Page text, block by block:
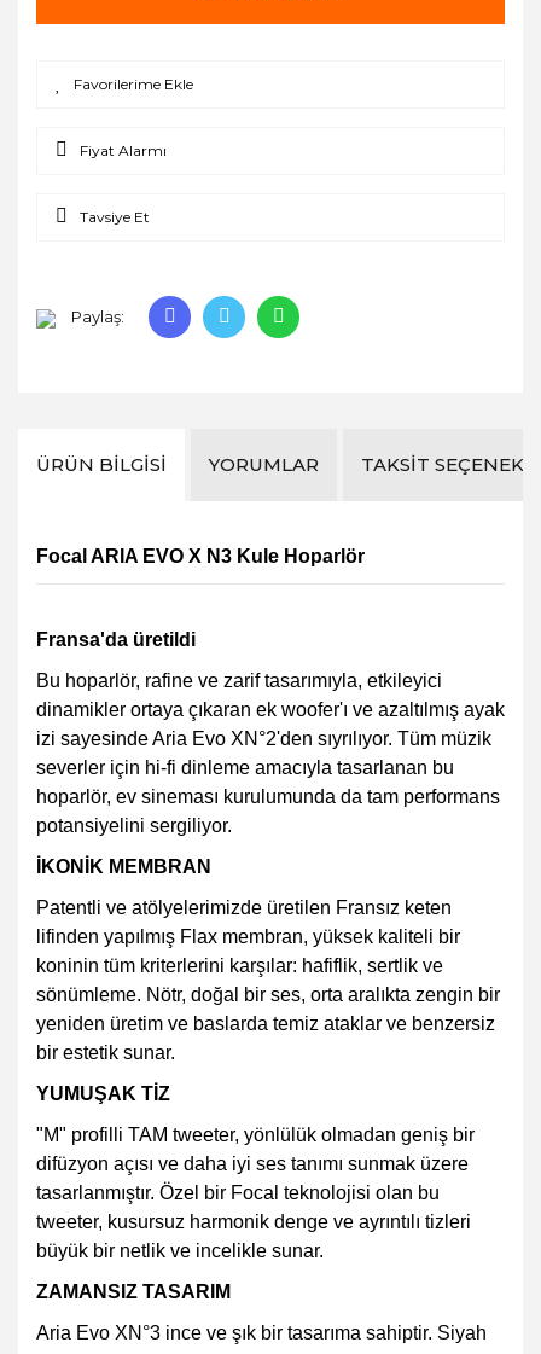
Fiyat Alarmı
Tavsiye Et
Paylaş:
ÜRÜN BILGISI YORUMLAR TAKSIT
Focal ARIA EVO X N3 Kule Hoparlör
Fransa'da üretildi
Bu hoparlör, rafine ve zarif tasarımıyla, etkileyici
dinamikler ortaya çıkaran ek woofer'ı ve azaltılmış ayak
izi sayesinde Aria Evo XN°2'den sıyrılıyor. Tüm müzik
severler için hi-fi dinleme amacıyla tasarlanan bu
hoparlör, ev sineması kurulumunda da tam performans
potansiyelini sergiliyor.
İKONİK MEMBRAN
Patentli ve atölyelerimizde üretilen Fransız keten
lifinden yapılmış Flax membran, yüksek kaliteli bir
koninin tüm kriterlerini karşılar: hafiflik, sertlik ve
sönümleme. Nötr, doğal bir ses, orta aralıkta zengin bir
yeniden üretim ve baslarda temiz ataklar ve benzersiz
bir estetik sunar.
YUMUŞAK TİZ
"M" profilli TAM tweeter, yönlülük olmadan geniş bir
difüzyon açısı ve daha iyi ses tanımı sunmak üzere
tasarlanmıştır. Özel bir Focal teknolojisi olan bu
tweeter, kusursuz harmonik denge ve ayrıntılı tizleri
büyük bir netlik ve incelikle sunar.
ZAMANSIZ TASARIM
Aria Evo XN°3 ince ve şık bir tasarıma sahiptir. Siyah